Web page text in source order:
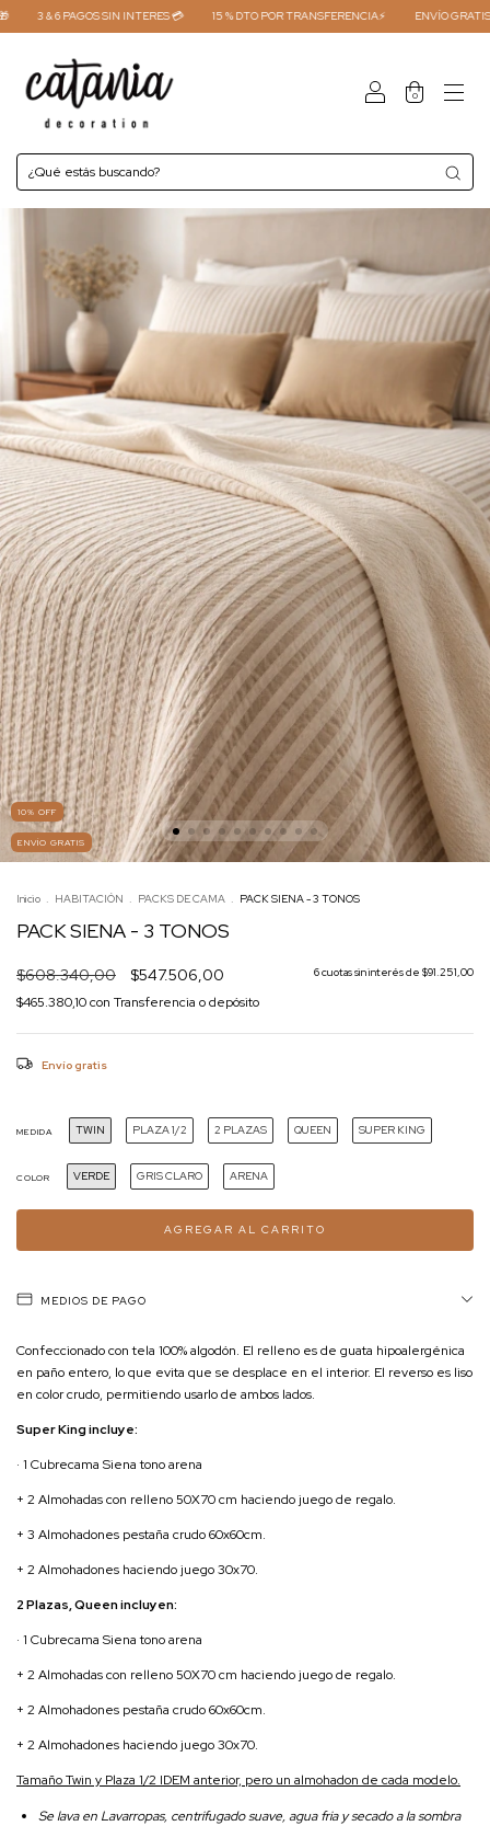
3 & 6 PAGOS SIN INTERES 💳 15 % DTO POR TRANSFERENCIA⚡ ENVÍO GRATIS
0
10% OFF
ENVÍO GRATIS
Inicio . HABITACIÓN . PACKS DE CAMA . PACK SIENA - 3 TONOS
PACK SIENA - 3 TONOS
$608.340,00 $547.506,00 6cuotas sin interés de $91.251,00
$465.380,10con Transferencia o depósito
Envío gratis
MEDIDA TWIN PLAZA 1/2 2 PLAZAS QUEEN SUPER KING
COLOR VERDE GRIS CLARO ARENA
MEDIOS DE PAGO
Confeccionado con tela 100% algodón. El relleno es de guata hipoalergénica
en paño entero, lo que evita que se desplace en el interior. El reverso es liso
en color crudo, permitiendo usarlo de ambos lados.
Super King incluye:
· 1 Cubrecama Siena tono arena
+ 2 Almohadas con relleno 50X70 cm haciendo juego de regalo.
+ 3 Almohadones pestaña crudo 60x60cm.
+ 2 Almohadones haciendo juego 30x70.
2 Plazas, Queen incluyen:
· 1 Cubrecama Siena tono arena
+ 2 Almohadas con relleno 50X70 cm haciendo juego de regalo.
+ 2 Almohadones pestaña crudo 60x60cm.
+ 2 Almohadones haciendo juego 30x70.
Tamaño Twin y Plaza 1/2 IDEM anterior, pero un almohadon de cada modelo.
Se lava en Lavarropas, centrifugado suave, agua fria y secado a la sombra